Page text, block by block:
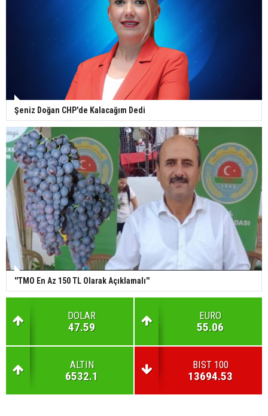
Şeniz Doğan CHP'de Kalacağım Dedi
''TMO En Az 150 TL Olarak Açıklamalı''
DOLAR
47.59
EURO
55.06
ALTIN
6532.1
BIST 100
13694.53